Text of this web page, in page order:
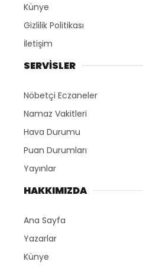
Künye
Gizlilik Politikası
İletişim
SERVİSLER
Nöbetçi Eczaneler
Namaz Vakitleri
Hava Durumu
Puan Durumları
Yayınlar
HAKKIMIZDA
Ana Sayfa
Yazarlar
Künye